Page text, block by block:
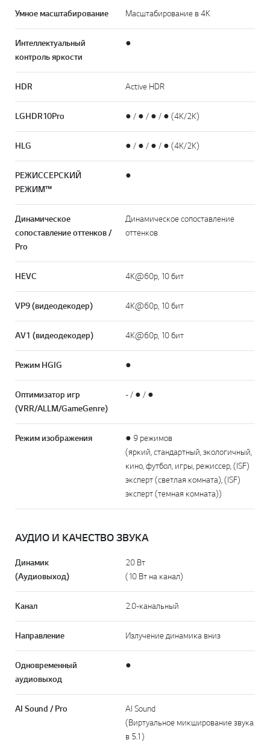
Умное масштабирование Масштабирование в 4К
Интеллектуальный
контроль яркости
●
HDR Active HDR
LG HDR10 Pro ● / ● / ● / ● (4K/2K)
HLG ● / ● / ● / ● (4K/2K)
РЕЖИССЕРСКИЙ
РЕЖИМ™
●
Динамическое
сопоставление оттенков /
Pro
Динамическое сопоставление
оттенков
HEVC 4K@60p, 10 бит
VP9 (видеодекодер) 4K@60p, 10 бит
AV1 (видеодекодер) 4K@60p, 10 бит
Режим HGIG ●
Оптимизатор игр
(VRR/ALLM/GameGenre)
- / ● / ●
Режим изображения
● 9 режимов
(яркий, стандартный, экологичный,
кино, футбол, игры, режиссер, (ISF)
эксперт (светлая комната), (ISF)
эксперт (темная комната))
АУДИО И КАЧЕСТВО ЗВУКА
Динамик
(Аудиовыход)
20 Вт
(10 Вт на канал)
Канал 2.0-канальный
Направление Излучение динамика вниз
Одновременный
аудиовыход
●
AI Sound / Pro
AI Sound
(Виртуальное микширование звука
в 5.1)